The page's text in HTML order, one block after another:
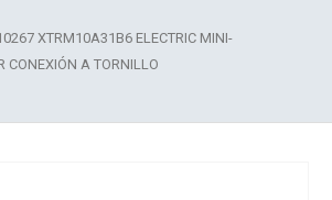
XTRM10A31B6 ELECTRIC MINI-
CONEXIÓN A TORNILLO